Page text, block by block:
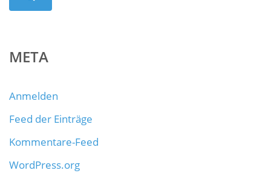
META
Anmelden
Feed der Einträge
Kommentare-Feed
WordPress.org